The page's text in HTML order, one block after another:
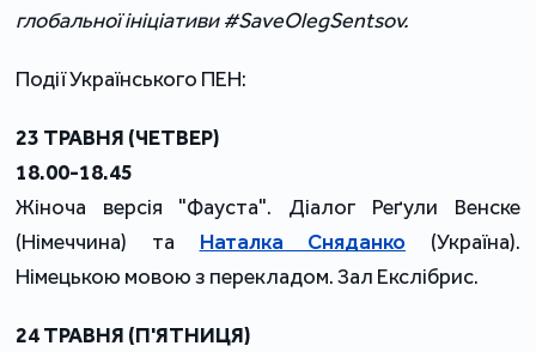
глобальної ініціативи #SaveOlegSentsov.
Події Українського ПЕН:
23 ТРАВНЯ (ЧЕТВЕР)
18.00-18.45
Жіноча версія "Фауста". Діалог Реґули Венске
(Німеччина) та Наталка Сняданко (Україна).
Німецькою мовою з перекладом. Зал Екслібрис.
24 ТРАВНЯ (П'ЯТНИЦЯ)